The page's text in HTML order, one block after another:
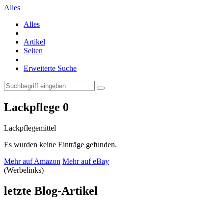
Alles
Alles
Artikel
Seiten
Erweiterte Suche
Lackpflege 0
Lackpflegemittel
Es wurden keine Einträge gefunden.
Mehr auf Amazon Mehr auf eBay
(Werbelinks)
letzte Blog-Artikel